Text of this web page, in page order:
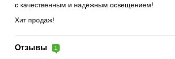
с качественным и надежным освещением!
Хит продаж!
Отзывы 1